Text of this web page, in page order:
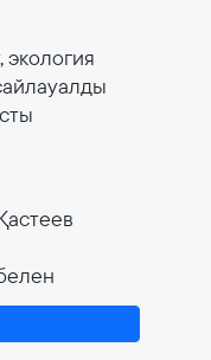
экология